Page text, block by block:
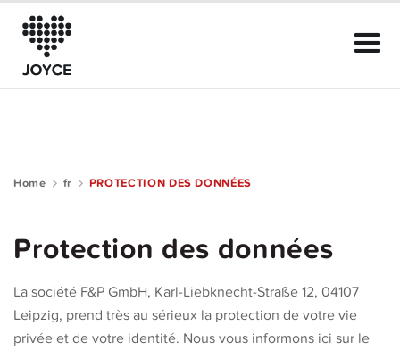
Home fr PROTECTION DES DONNÉES
Protection des données
La société F&P GmbH, Karl-Liebknecht-Straße 12, 04107
Leipzig, prend très au sérieux la protection de votre vie
privée et de votre identité. Nous vous informons ici sur le
Le Club
Guide de la communauté
Aide